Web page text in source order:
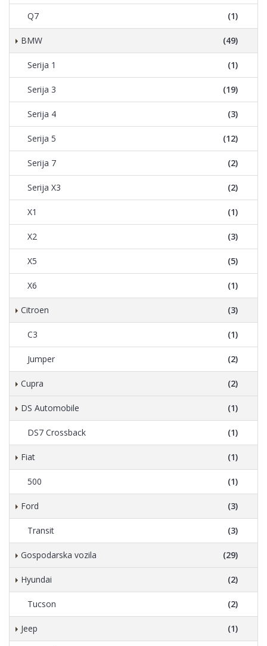
Q7 (1)
BMW (49)
Serija 1 (1)
Serija 3 (19)
Serija 4 (3)
Serija 5 (12)
Serija 7 (2)
Serija X3 (2)
X1 (1)
X2 (3)
X5 (5)
X6 (1)
Citroen (3)
C3 (1)
Jumper (2)
Cupra (2)
DS Automobile (1)
DS7 Crossback (1)
Fiat (1)
500 (1)
Ford (3)
Transit (3)
Gospodarska vozila (29)
Hyundai (2)
Tucson (2)
Jeep (1)